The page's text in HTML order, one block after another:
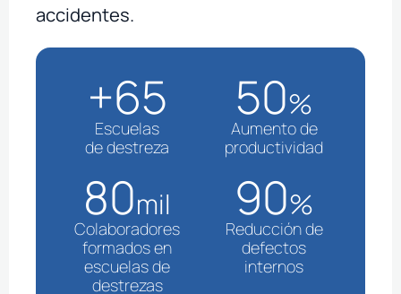
accidentes.
+65
Escuelas
de destreza
50%
Aumento de
productividad
80mil
Colaboradores
formados en
escuelas de
destrezas
90%
Reducción de
defectos
internos